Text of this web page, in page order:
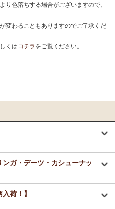
り色落ちする場合がございますので、
変わることもありますのでご了承くだ
くは コチラ をご覧ください。
ガ・デーツ・カシューナッ
荷！】